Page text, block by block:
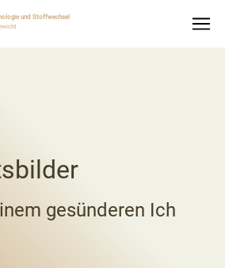
und Stoffwechsel
gesünderen Ich